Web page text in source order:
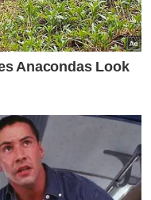
News Hub